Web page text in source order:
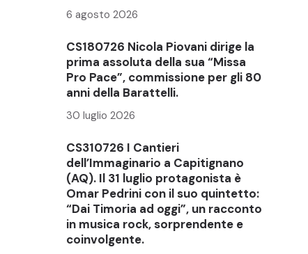
6 agosto 2026
CS180726 Nicola Piovani dirige la
prima assoluta della sua “Missa
Pro Pace”, commissione per gli 80
anni della Barattelli.
30 luglio 2026
CS310726 I Cantieri
dell’Immaginario a Capitignano
(AQ). Il 31 luglio protagonista è
Omar Pedrini con il suo quintetto:
“Dai Timoria ad oggi”, un racconto
in musica rock, sorprendente e
coinvolgente.